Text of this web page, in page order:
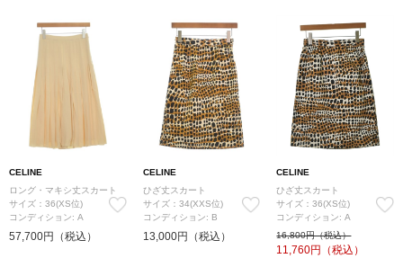
CELINE
ロング・マキシ丈スカート
サイズ：36(XS位)
コンディション: A
57,700円（税込）
CELINE
ひざ丈スカート
サイズ：34(XXS位)
コンディション: B
13,000円（税込）
CELINE
ひざ丈スカート
サイズ：36(XS位)
コンディション: A
16,800円（税込）
11,760円（税込）